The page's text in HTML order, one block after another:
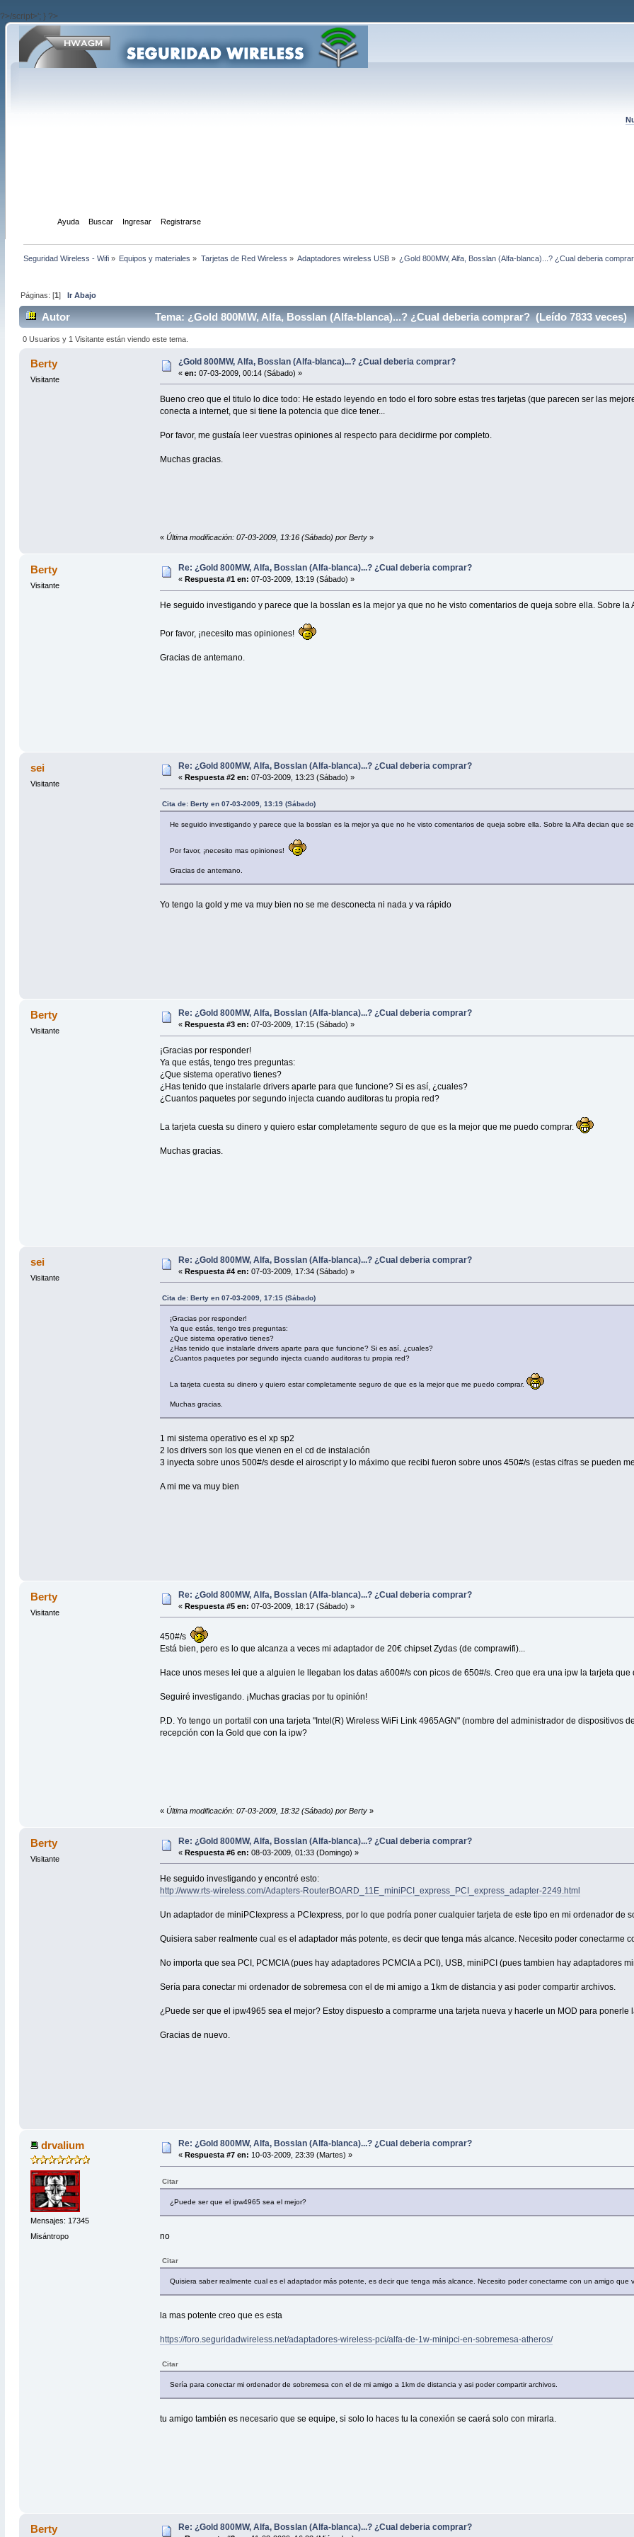
?>/script>'; } ?>
Ayuda Buscar Ingresar Registrarse
Seguridad Wireless - Wifi» Equipos y materiales » Tarjetas de Red Wireless » Adaptadores wireless USB» ¿Gold 800MW, Alfa, Bosslan (Alfa-blanca)...? ¿Cual deberia
Páginas: [1] Ir Abajo
Autor Tema: ¿Gold 800MW, Alfa, Bosslan (Alfa-blanca)...? ¿Cual deberia comprar? (Leído 7833 veces)
0 Usuarios y 1 Visitante están viendo este tema.
Berty
Visitante
¿Gold 800MW, Alfa, Bosslan (Alfa-blanca)...? ¿Cual deberia comprar?
« en: 07-03-2009, 00:14 (Sábado) »
Bueno creo que el titulo lo dice todo: He estado leyendo en todo el foro sobre estas tres tarjetas (que parecen ser las
conecta a internet, que si tiene la potencia que dice tener...
Por favor, me gustaía leer vuestras opiniones al respecto para decidirme por completo.
Muchas gracias.
«Última modificación: 07-03-2009, 13:16 (Sábado) por Berty »
Berty
Visitante
Re: ¿Gold 800MW, Alfa, Bosslan (Alfa-blanca)...? ¿Cual deberia comprar?
« Respuesta #1 en: 07-03-2009, 13:19 (Sábado) »
He seguido investigando y parece que la bosslan es la mejor ya que no he visto comentarios de queja sobre ella. Sobre
Por favor, ¡necesito mas opiniones!
Gracias de antemano.
sei
Visitante
Re: ¿Gold 800MW, Alfa, Bosslan (Alfa-blanca)...? ¿Cual deberia comprar?
« Respuesta #2 en: 07-03-2009, 13:23 (Sábado) »
Cita de: Berty en 07-03-2009, 13:19 (Sábado)
He seguido investigando y parece que la bosslan es la mejor ya que no he visto comentarios de queja sobre ella. Sobre la Alfa decian que
Por favor, ¡necesito mas opiniones!
Gracias de antemano.
Yo tengo la gold y me va muy bien no se me desconecta ni nada y va rápido
Berty
Visitante
Re: ¿Gold 800MW, Alfa, Bosslan (Alfa-blanca)...? ¿Cual deberia comprar?
« Respuesta #3 en: 07-03-2009, 17:15 (Sábado) »
¡Gracias por responder!
Ya que estás, tengo tres preguntas:
¿Que sistema operativo tienes?
¿Has tenido que instalarle drivers aparte para que funcione? Si es así, ¿cuales?
¿Cuantos paquetes por segundo injecta cuando auditoras tu propia red?
La tarjeta cuesta su dinero y quiero estar completamente seguro de que es la mejor que me puedo comprar.
Muchas gracias.
sei
Visitante
Re: ¿Gold 800MW, Alfa, Bosslan (Alfa-blanca)...? ¿Cual deberia comprar?
« Respuesta #4 en: 07-03-2009, 17:34 (Sábado) »
Cita de: Berty en 07-03-2009, 17:15 (Sábado)
¡Gracias por responder!
Ya que estás, tengo tres preguntas:
¿Que sistema operativo tienes?
¿Has tenido que instalarle drivers aparte para que funcione? Si es así, ¿cuales?
¿Cuantos paquetes por segundo injecta cuando auditoras tu propia red?
La tarjeta cuesta su dinero y quiero estar completamente seguro de que es la mejor que me puedo comprar.
Muchas gracias.
1 mi sistema operativo es el xp sp2
2 los drivers son los que vienen en el cd de instalación
3 inyecta sobre unos 500#/s desde el airoscript y lo máximo que recibi fueron sobre unos 450#/s (estas cifras se pueden
A mi me va muy bien
Berty
Visitante
Re: ¿Gold 800MW, Alfa, Bosslan (Alfa-blanca)...? ¿Cual deberia comprar?
« Respuesta #5 en: 07-03-2009, 18:17 (Sábado) »
450#/s
Está bien, pero es lo que alcanza a veces mi adaptador de 20€ chipset Zydas (de comprawifi)...
Hace unos meses lei que a alguien le llegaban los datas a600#/s con picos de 650#/s. Creo que era una ipw la tarjeta que
Seguiré investigando. ¡Muchas gracias por tu opinión!
P.D. Yo tengo un portatil con una tarjeta "Intel(R) Wireless WiFi Link 4965AGN" (nombre del administrador de dispositivos
recepción con la Gold que con la ipw?
«Última modificación: 07-03-2009, 18:32 (Sábado) por Berty »
Berty
Visitante
Re: ¿Gold 800MW, Alfa, Bosslan (Alfa-blanca)...? ¿Cual deberia comprar?
« Respuesta #6 en: 08-03-2009, 01:33 (Domingo) »
He seguido investigando y encontré esto:
http://www.rts-wireless.com/Adapters-RouterBOARD_11E_miniPCI_express_PCI_express_adapter-2249.html
Un adaptador de miniPCIexpress a PCIexpress, por lo que podría poner cualquier tarjeta de este tipo en mi ordenador de
Quisiera saber realmente cual es el adaptador más potente, es decir que tenga más alcance. Necesito poder conectarme
No importa que sea PCI, PCMCIA (pues hay adaptadores PCMCIA a PCI), USB, miniPCI (pues tambien hay adaptadores
Sería para conectar mi ordenador de sobremesa con el de mi amigo a 1km de distancia y asi poder compartir archivos.
¿Puede ser que el ipw4965 sea el mejor? Estoy dispuesto a comprarme una tarjeta nueva y hacerle un MOD para ponerle
Gracias de nuevo.
drvalium
Mensajes: 17345
Misántropo
Re: ¿Gold 800MW, Alfa, Bosslan (Alfa-blanca)...? ¿Cual deberia comprar?
« Respuesta #7 en: 10-03-2009, 23:39 (Martes) »
Citar
¿Puede ser que el ipw4965 sea el mejor?
no
Citar
Quisiera saber realmente cual es el adaptador más potente, es decir que tenga más alcance. Necesito poder conectarme con un amigo que
la mas potente creo que es esta
https://foro.seguridadwireless.net/adaptadores-wireless-pci/alfa-de-1w-minipci-en-sobremesa-atheros/
Citar
Sería para conectar mi ordenador de sobremesa con el de mi amigo a 1km de distancia y asi poder compartir archivos.
tu amigo también es necesario que se equipe, si solo lo haces tu la conexión se caerá solo con mirarla.
Berty Re: ¿Gold 800MW, Alfa, Bosslan (Alfa-blanca)...? ¿Cual deberia comprar?